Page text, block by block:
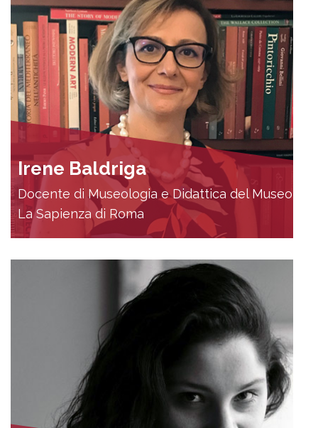
Irene Baldriga
Docente di Museologia e Didattica del Museo,
La Sapienza di Roma